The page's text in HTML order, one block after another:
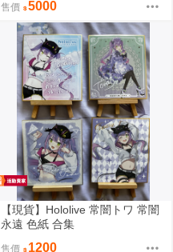
售價 5000
【現貨】Hololive 常闇トワ 常闇
永遠 色紙 合集
售價 1200